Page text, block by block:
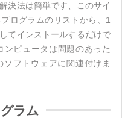
決法は簡単です、このサイ
ログラムのリストから、1
てインストールするだけで
ピュータは問題のあった
フトウェアに関連付けま
ラム